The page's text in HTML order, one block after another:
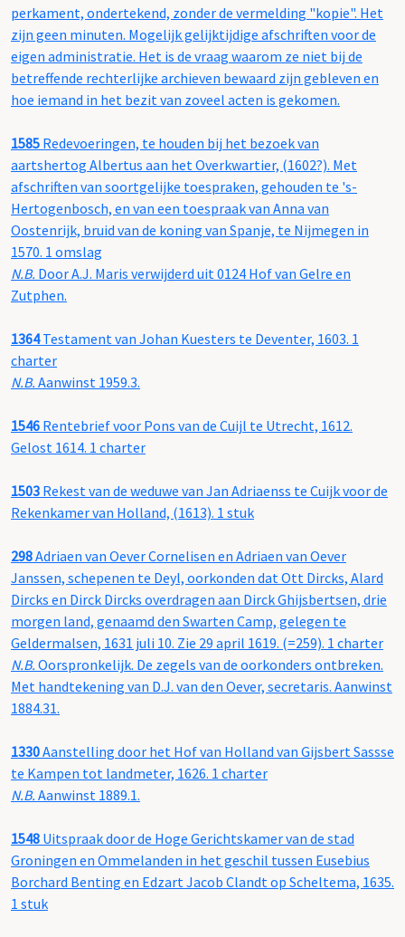
perkament, ondertekend, zonder de vermelding "kopie". Het
zijn geen minuten. Mogelijk gelijktijdige afschriften voor de
eigen administratie. Het is de vraag waarom ze niet bij de
betreffende rechterlijke archieven bewaard zijn gebleven en
hoe iemand in het bezit van zoveel acten is gekomen.
1585 Redevoeringen, te houden bij het bezoek van
aartshertog Albertus aan het Overkwartier, (1602?). Met
afschriften van soortgelijke toespraken, gehouden te 's-
Hertogenbosch, en van een toespraak van Anna van
Oostenrijk, bruid van de koning van Spanje, te Nijmegen in
1570. 1 omslag
N.B. Door A.J. Maris verwijderd uit 0124 Hof van Gelre en
Zutphen.
1364Testament van Johan Kuesters te Deventer, 1603. 1
charter
N.B. Aanwinst 1959.3.
1546 Rentebrief voor Pons van de Cuijl te Utrecht, 1612.
Gelost 1614. 1 charter
1503 Rekest van de weduwe van Jan Adriaenss te Cuijk voor de
Rekenkamer van Holland, (1613). 1 stuk
298Adriaen van Oever Cornelisen en Adriaen van Oever
Janssen, schepenen te Deyl, oorkonden dat Ott Dircks, Alard
Dircks en Dirck Dircks overdragen aan Dirck Ghijsbertsen, drie
morgen land, genaamd den Swarten Camp, gelegen te
Geldermalsen, 1631 juli 10. Zie 29 april 1619. (=259). 1 charter
N.B. Oorspronkelijk. De zegels van de oorkonders ontbreken.
Met handtekening van D.J. van den Oever, secretaris. Aanwinst
1884.31.
1330Aanstelling door het Hof van Holland van Gijsbert Sassse
te Kampen tot landmeter, 1626. 1 charter
N.B. Aanwinst 1889.1.
1548 Uitspraak door de Hoge Gerichtskamer van de stad
Groningen en Ommelanden in het geschil tussen Eusebius
Borchard Benting en Edzart Jacob Clandt op Scheltema, 1635.
1 stuk